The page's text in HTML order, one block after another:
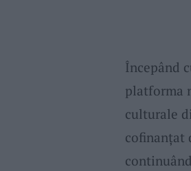
Începând
platforma
culturale
cofinanțat